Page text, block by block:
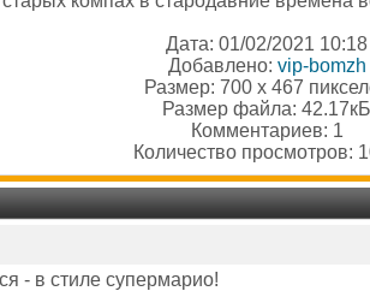
Дата: 01/02/2021 10:18
Добавлено: vip-bomzh
Размер: 700 x 467
Размер файла: 42.17кБ
Комментариев: 1
Количество просмотров:
- в стиле супермарио!